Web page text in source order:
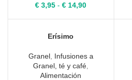
€ 3,95 - € 14,90Rango
Erísimo
Granel, Infusiones a
Granel, té y café
Alimentación